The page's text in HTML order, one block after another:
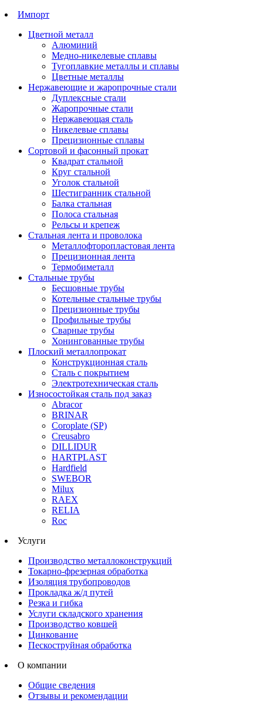
Импорт
Цветной металл
Алюминий
Медно-никелевые сплавы
Тугоплавкие металлы и сплавы
Цветные металлы
Нержавеющие и жаропрочные стали
Дуплексные стали
Жаропрочные стали
Нержавеющая сталь
Никелевые сплавы
Прецизионные сплавы
Сортовой и фасонный прокат
Квадрат стальной
Круг стальной
Уголок стальной
Шестигранник стальной
Балка стальная
Полоса стальная
Рельсы и крепеж
Стальная лента и проволока
Металлофторопластовая лента
Прецизионная лента
Термобиметалл
Стальные трубы
Бесшовные трубы
Котельные стальные трубы
Прецизионные трубы
Профильные трубы
Сварные трубы
Хонингованные трубы
Плоский металлопрокат
Конструкционная сталь
Сталь с покрытием
Электротехническая сталь
Износостойкая сталь под заказ
Abracor
BRINAR
Coroplate (SP)
Creusabro
DILLIDUR
HARTPLAST
Hardfield
SWEBOR
Milux
RAEX
RELIA
Roc
Услуги
Производство металлоконструкций
Токарно-фрезерная обработка
Изоляция трубопроводов
Прокладка ж/д путей
Резка и гибка
Услуги складского хранения
Производство ковшей
Цинкование
Пескоструйная обработка
О компании
Общие сведения
Отзывы и рекомендации